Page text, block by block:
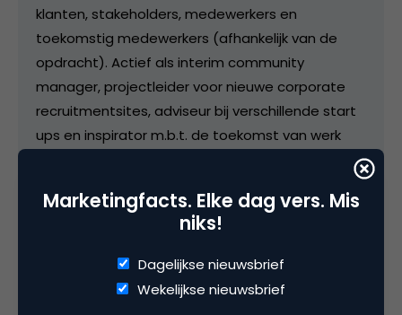
klanten, stakeholders, medewerkers en
toekomstig medewerkers (afhankelijk van de
opdracht). Actief als interim community
manager, projectleider voor nieuwe corporate
recruitmentsites, adviseur bij verschillende start
ups en inspirator m.b.t. de toekomst van werk
Marketingfacts. Elke dag vers. Mis
niks!
Dagelijkse nieuwsbrief
Wekelijkse nieuwsbrief